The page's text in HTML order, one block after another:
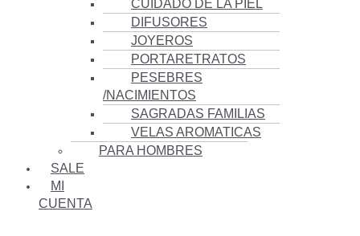
CUIDADO DE LA PIEL
DIFUSORES
JOYEROS
PORTARETRATOS
PESEBRES
/NACIMIENTOS
SAGRADAS FAMILIAS
VELAS AROMATICAS
PARA HOMBRES
SALE
MI
CUENTA